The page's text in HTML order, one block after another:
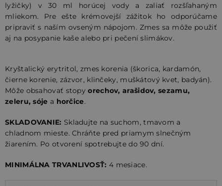
lyžičky) v 30 ml horúcej vody a zaliať rozšľahaným
mliekom. Pre ešte krémovejší zážitok ho odporúčame
pripraviť s naším ovseným nápojom. Zmes sa môže použiť
aj na posypanie kaše alebo pri pečení slimákov.
Kryštalický erytritol, zmes korenia (škorica, kardamón,
čierne korenie, zázvor, klinčeky, muškátový kvet, badyán).
Môže obsahovať stopyorechov, arašidov, sezamu,
zeleru, sóje a horčice.
SKLADOVANIE: Skladujte na suchom, tmavom a
chladnom mieste. Chráňte pred priamym slnečným
žiarením. Po otvorení spotrebujte do 90 dní.
MINIMÁLNA TRVANLIVOSŤ: 4 mesiace.